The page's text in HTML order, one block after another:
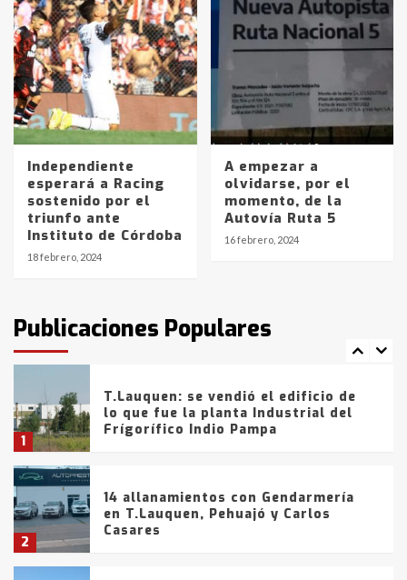
Independiente
esperará a Racing
sostenido por el
triunfo ante
Instituto de Córdoba
18 febrero, 2024
A empezar a
olvidarse, por el
momento, de la
Autovía Ruta 5
16 febrero, 2024
Publicaciones Populares
4
joven de Trenque Lauquen
5
Los precios de los combustibles en
La Pampa, desde YPF hasta Axion
entre 857 a 1338 pesos
6
La Bolsa de Cereales de Bahía
Blanca anticipa que Agosto vendrá
con lluvias y heladas, en gran parte
de la provincia
fueron detenidos por
comercialización de drogas en la
tarde del sábado
1
T.Lauquen: se vendió el edificio de
lo que fue la planta Industrial del
Frígorífico Indio Pampa
2
14 allanamientos con Gendarmería
en T.Lauquen, Pehuajó y Carlos
Casares